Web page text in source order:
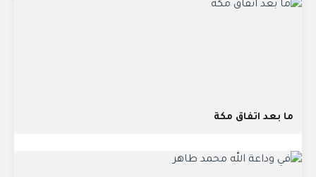
ما بعد اتفاق مكة